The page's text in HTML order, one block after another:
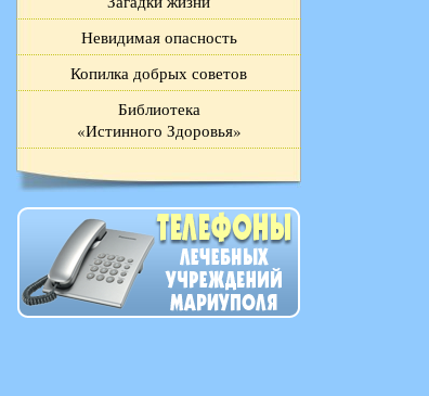
Невидимая опасность
Копилка добрых советов
Библиотека
«Истинного Здоровья»